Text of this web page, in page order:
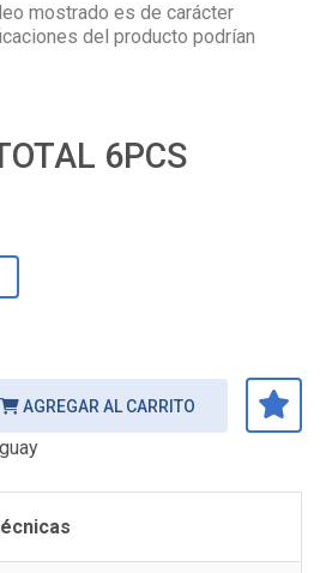
mostrado es de carácter
del producto podrían
6PCS
AGREGAR AL CARRITO